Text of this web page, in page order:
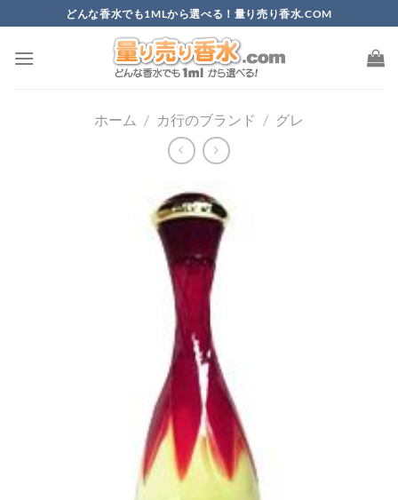
to
content
どんな香水でも1MLから選べる！量り売り香水.COM
ホーム / カ行のブランド / グレ